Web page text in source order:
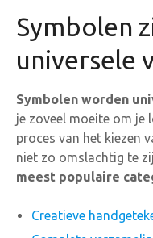
Symbolen
universele
Symbolen worden
je zoveel moeite om je
proces van het kiezen
niet zo omslachtig te
meest populaire
Creatieve